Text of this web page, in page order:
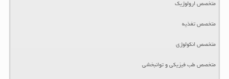
متخصص ارولوژیک
متخصص تغذیه
متخصص انکولوژی
متخصص طب فیزیکی و توانبخشی